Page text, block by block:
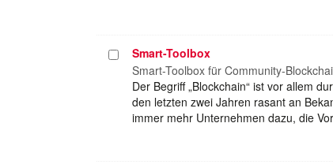
Projekt
auswählen
Smart-Toolbox
Smart-Toolbox für Community-
Der Begriff „Blockchain“ ist vor allem
den letzten zwei Jahren rasant an
immer mehr Unternehmen dazu, die